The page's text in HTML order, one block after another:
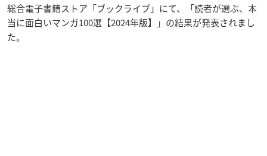
総合電子書籍ストア「ブックライブ」にて、「読者が選ぶ、本
当に面白いマンガ100選【2024年版】」の結果が発表されまし
た。